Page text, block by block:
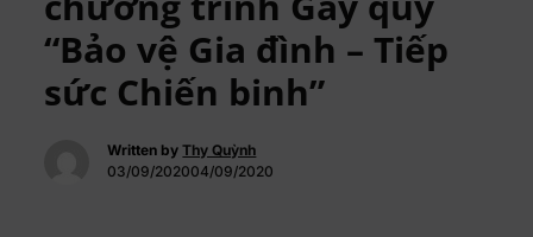
“Bảo vệ Gia đình – Tiếp
sức Chiến binh”
Written byThy Quỳnh
03/09/202004/09/2020